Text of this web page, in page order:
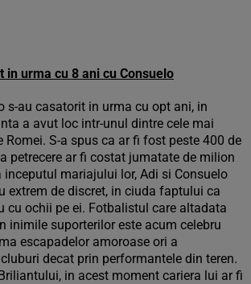
in urma cu 8 ani cu Consuelo
s-au casatorit in urma cu opt ani, in
a avut loc intr-unul dintre cele mai
Romei. S-a spus ca ar fi fost peste 400 de
petrecere ar fi costat jumatate de milion
inceputul mariajului lor, Adi si Consuelo
extrem de discret, in ciuda faptului ca
cu ochii pe ei. Fotbalistul care altadata
inimile suporterilor este acum celebru
escapadelor amoroase ori a
decat prin performantele din teren.
in acest moment cariera lui ar fi